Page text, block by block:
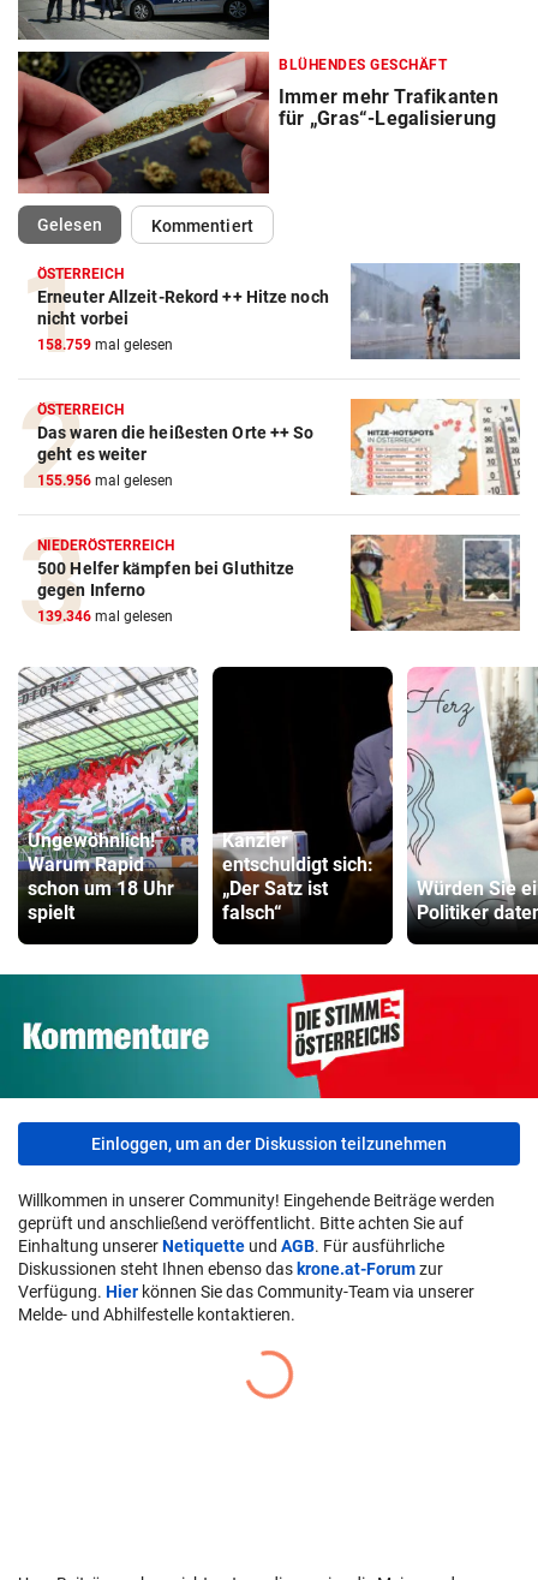
BLÜHENDES GESCHÄFT
Immer mehr Trafikanten
für „Gras“-Legalisierung
Gelesen(ausgewählt)Kommentiert
ÖSTERREICH
Erneuter Allzeit-Rekord ++ Hitze noch
nicht vorbei
158.759 mal gelesen
ÖSTERREICH
Das waren die heißesten Orte ++ So
geht es weiter
155.956 mal gelesen
NIEDERÖSTERREICH
500 Helfer kämpfen bei Gluthitze
gegen Inferno
139.346 mal gelesen
Ungewöhnlich!
Warum Rapid
schon um 18 Uhr
spielt
Kanzler
entschuldigt sich:
„Der Satz ist
falsch“
Würden Sie
Politiker
Einloggen, um an der Diskussion teilzunehmen
Willkommen in unserer Community! Eingehende Beiträge werden
geprüft und anschließend veröffentlicht. Bitte achten Sie auf
Einhaltung unsererNetiquette und AGB. Für ausführliche
Diskussionen steht Ihnen ebenso das krone.at-Forumzur
Verfügung. Hier können Sie das Community-Team via unserer
Melde- und Abhilfestelle kontaktieren.